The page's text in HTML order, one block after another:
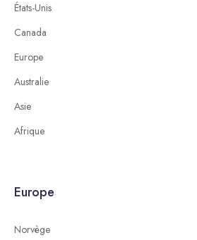
États-Unis
Canada
Europe
Australie
Asie
Afrique
Europe
Norvège